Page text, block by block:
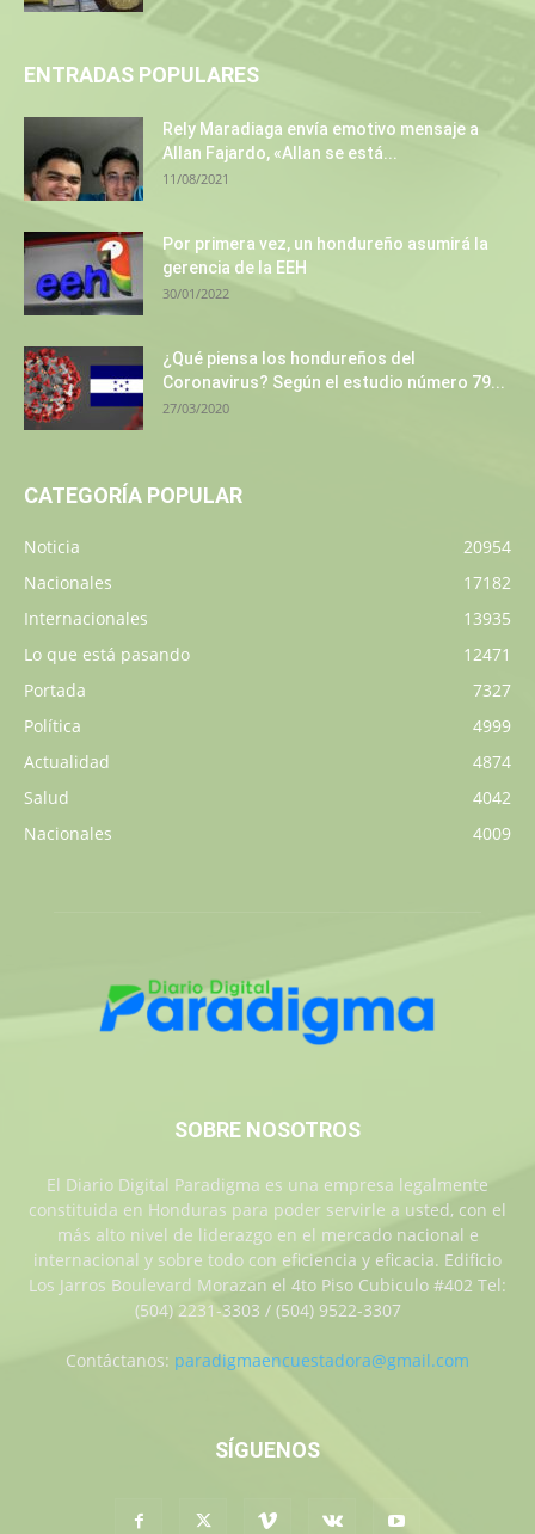
ENTRADAS POPULARES
Rely Maradiaga envía emotivo mensaje a
Allan Fajardo, «Allan se está...
11/08/2021
Por primera vez, un hondureño asumirá la
gerencia de la EEH
30/01/2022
¿Qué piensa los hondureños del
Coronavirus? Según el estudio número 79...
27/03/2020
CATEGORÍA POPULAR
Noticia
20954
Nacionales
17182
Internacionales
13935
Lo que está pasando
12471
Portada
7327
Política
4999
Actualidad
4874
Salud
4042
Nacionales
4009
SOBRE NOSOTROS
El Diario Digital Paradigma es una empresa legalmente
constituida en Honduras para poder servirle a usted, con el
más alto nivel de liderazgo en el mercado nacional e
internacional y sobre todo con eficiencia y eficacia. Edificio
Los Jarros Boulevard Morazan el 4to Piso Cubiculo #402 Tel:
(504) 2231-3303 / (504) 9522-3307
Contáctanos: paradigmaencuestadora@gmail.com
SÍGUENOS